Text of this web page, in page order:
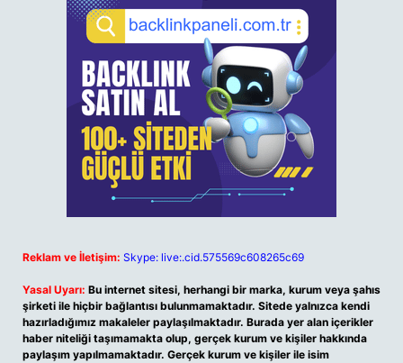
Reklam ve İletişim: Skype: live:.cid.575569c608265c69
Yasal Uyarı: Bu internet sitesi, herhangi bir marka, kurum veya şahıs
şirketi ile hiçbir bağlantısı bulunmamaktadır. Sitede yalnızca kendi
hazırladığımız makaleler paylaşılmaktadır. Burada yer alan içerikler
haber niteliği taşımamakta olup, gerçek kurum ve kişiler hakkında
paylaşım yapılmamaktadır. Gerçek kurum ve kişiler ile isim